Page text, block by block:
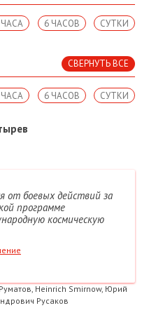
СУТКИ
6 ЧАСОВ
ЧАСА
СВЕРНУТЬ ВСЕ
СУТКИ
6 ЧАСОВ
ЧАСА
от боевых действий за
программе
космическую
Heinrich Smirnow, Юрий
Русаков